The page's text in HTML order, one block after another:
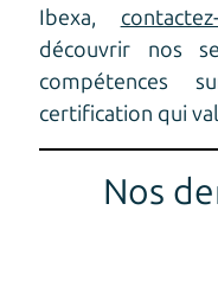
Ibexa,
découvrir nos
compétences
certification qui
Nos